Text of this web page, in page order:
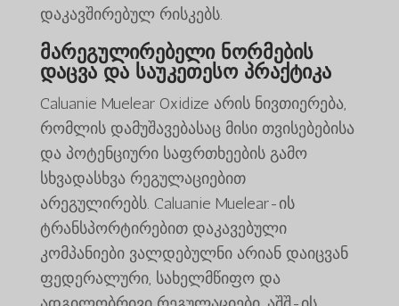
დაკავშირებულ რისკებს.
მარეგულირებელი ნორმების
დაცვა და საუკეთესო პრაქტიკა
Caluanie Muelear Oxidize არის ნივთიერება,
რომლის დამუშავებასაც მისი თვისებებისა
და პოტენციური საფრთხეების გამო
სხვადასხვა რეგულაციებით
არეგულირებს. Caluanie Muelear-ის
ტრანსპორტირებით დაკავებული
კომპანიები ვალდებულნი არიან დაიცვან
ფედერალური, სახელმწიფო და